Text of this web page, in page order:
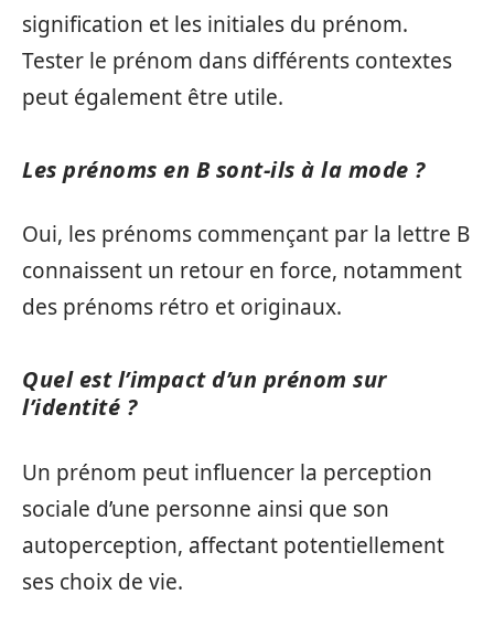
signification et les initiales du prénom.
Tester le prénom dans différents contextes
peut également être utile.
Les prénoms en B sont-ils à la mode ?
Oui, les prénoms commençant par la lettre B
connaissent un retour en force, notamment
des prénoms rétro et originaux.
Quel est l’impact d’un prénom sur
l’identité ?
Un prénom peut influencer la perception
sociale d’une personne ainsi que son
autoperception, affectant potentiellement
ses choix de vie.